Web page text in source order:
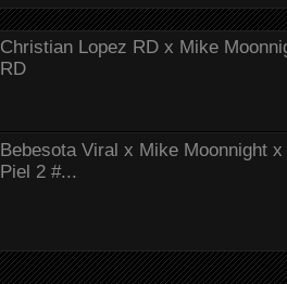
Christian Lopez RD x Mike
RD
Bebesota Viral x Mike Moonnight
Piel 2 #...